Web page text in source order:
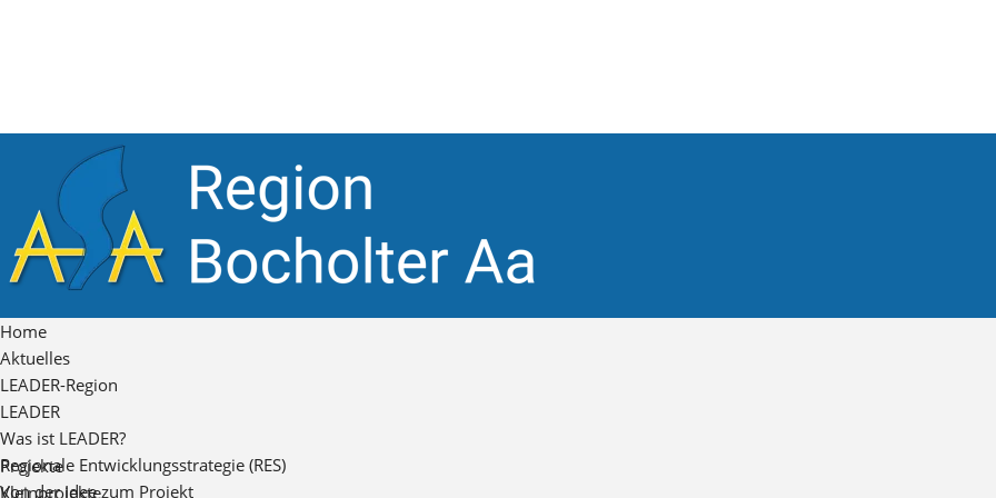
Home
Aktuelles
LEADER-Region
LEADER
Was ist LEADER?
Regionale Entwicklungsstrategie (RES)
Von der Idee zum Projekt
Projekte
Kleinprojekte